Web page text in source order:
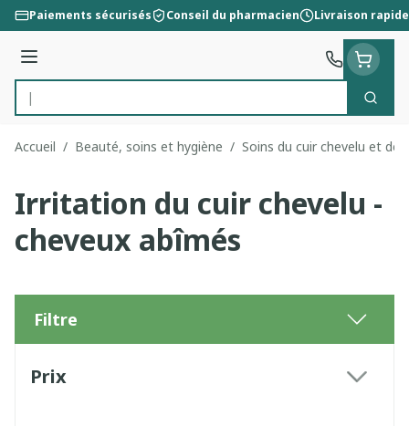
Aller au contenu
Paiements sécurisés Conseil du pharmacien Livraison rapide
Menu
Rechercher
Accueil / Beauté, soins et hygiène / Soins du cuir chevelu et
Irritation du cuir chevelu -
cheveux abîmés
Filtre
Prix